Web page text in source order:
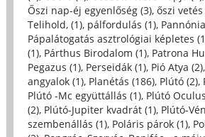
Őszi nap-éj egyenlőség (3), őszi vetés
Telihold, (1), pálfordulás (1),
Pápalátogatás asztrológiai képletes
(1), Párthus Birodalom (1), Patrona
Pegazus (1), Perseidák (1), Pió Atya (2),
angyalok (1), Planétás (186), Plútó (2),
Plútó -Mc együttállás (1), Plútó
(2), Plútó-Jupiter kvadrát (1), Plútó-
szembenállás (1), Poláris párok (1),